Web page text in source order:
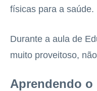
físicas para a saúde.
Durante a aula de
muito proveitoso,
Aprendendo o